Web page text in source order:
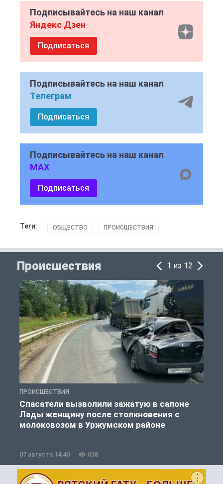
Подписывайтесь на наш канал
Яндекс Дзен
Подписаться
Подписывайтесь на наш канал
Телеграм
Подписаться
Подписывайтесь на наш канал
MAX
Подписаться
Теги: ОБЩЕСТВО ПРОИСШЕСТВИЯ
Происшествия 1 из 12
ПРОИСШЕСТВИЯ
Спасатели вызволили зажатую в салоне
Лады женщину после столкновения с
молоковозом в Уржумском районе
07 августа 14:40 638